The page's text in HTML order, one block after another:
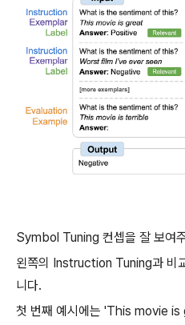
Symbol Tuning 컨셉을 잘 보여
왼쪽의 Instruction Tuning과 비
니다.
첫 번째 예시에는 'This movie